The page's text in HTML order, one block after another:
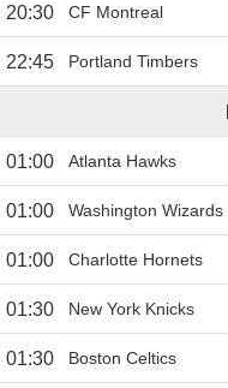
20:30 CF Montreal
22:45 Portland Timbers
01:00 Atlanta Hawks
01:00 Washington Wizards
01:00 Charlotte Hornets
01:30 New York Knicks
01:30 Boston Celtics